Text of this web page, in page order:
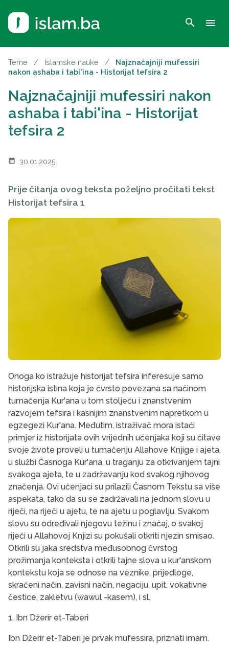
search menu
Teme / Islamske nauke /
Najznačajniji mufessiri
nakon ashaba i tabi'ina - Historijat tefsira 2
Najznačajniji mufessiri nakon
ashaba i tabi'ina - Historijat
tefsira 2
calendar_month 30.01.2025.
Prije čitanja ovog teksta poželjno pročitati tekst
Historijat tefsira 1
Onoga ko istražuje historijat tefsira inferesuje samo
historijska istina koja je čvrsto povezana sa načinom
tumačenja Kur'ana u tom stoljeću i znan­stvenim
razvojem tefsira i kasnijim znanstvenim napretkom u
egzegezi Kur'ana. Međutim, istraživač mora istaći
primjer iz historijata ovih vrijednih uče­njaka koji su čitave
svoje živote proveli u tumače­nju Allahove Knjige i ajeta,
u službi Časnoga Kur'ana, u traganju za otkrivanjem tajni
svakoga ajeta, te u zadržavanju kod svakog njihovog
značenja. Ovi učenjaci su prilazili Časnom Tekstu sa više
aspekata, tako da su se zadržavali na jednom slovu u
riječi, na riječi u ajetu, te na ajetu u poglavlju. Svakom
slovu su određivali njegovu težinu i značaj, o svakoj
riječi u Allahovoj Knjizi su pokušali otkriti njezin smisao.
Otkrili su jaka sredstva međusobnog čvrstog
prožimanja konteksta i otkrili tajne slova u kur'anskom
kontekstu koja se odnose na veznike, prijedloge,
skraćeni način, zavisni način, negaciju, upit, vokativne
čestice, zakletvu (wawul -kasem), i sl.
1. Ibn Džerir et-Taberi
Ibn Džerir et-Taberi je prvak mufessira, prizna­ti imam.